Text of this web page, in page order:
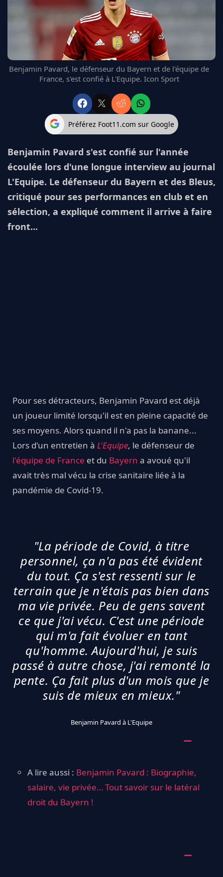
FC BARCELONE
MANCHESTER UNITED
ARSENAL
BAYERN
L'AVIS DE LA RÉDAC'
Benjamin Pavard, le défenseur du Bayern et de l'équipe de
France, s'est confié à L'Equipe. Icon Sport
Préférez Foot11.com sur Google
Benjamin Pavard s'est confié sur l'année
écoulée lors d'une longue interview au journal
L'Equipe. Le défenseur du Bayern et des Bleus,
critiqué pour ses performances en club et en
sélection, a expliqué comment il arrive à faire
front...
Pour ses détracteurs, Benjamin Pavard est déjà
un joueur limité lorsqu'il est en pleine capacité de
ses moyens. Alors quand il n'a pas la banane...
Lors d'un entretien à L'Equipe, le défenseur de
l'équipe de France et du Bayern a avoué qu'il
avait très mal vécu la crise sanitaire liée à la
pandémie de Covid-19.
"La période de Covid, à titre
personnel, ça n'a pas été évident
du tout. Ça s'est ressenti sur le
terrain que je n'étais pas bien dans
ma vie privée. Peu de gens savent
ce que j'ai vécu. C'est une période
qui m'a fait évoluer en tant
qu'homme. Aujourd'hui, je suis
passé à autre chose, j'ai remonté la
pente. Ça fait plus d'un mois que je
suis de mieux en mieux."
Benjamin Pavard à L'Equipe
A lire aussi : Benjamin Pavard : Biographie,
salaire, vie privée… Tout savoir sur le latéral
droit du Bayern !